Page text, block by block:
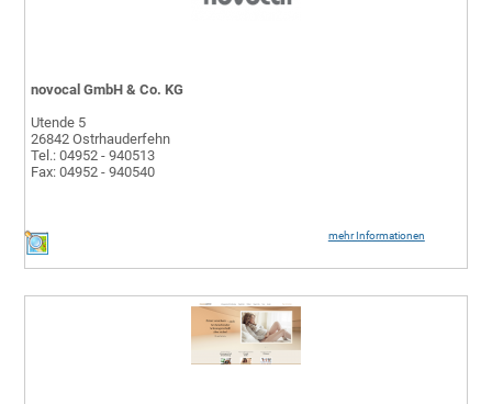
mehr Informationen
novocal GmbH & Co. KG
Utende 5
26842 Ostrhauderfehn
Tel.: 04952 - 940513
Fax: 04952 - 940540